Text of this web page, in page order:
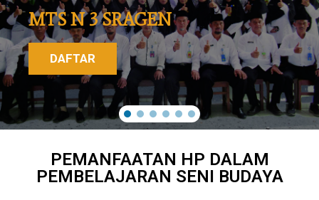
MTS N 3 SRAGEN
DAFTAR
PEMANFAATAN HP DALAM
PEMBELAJARAN SENI BUDAYA